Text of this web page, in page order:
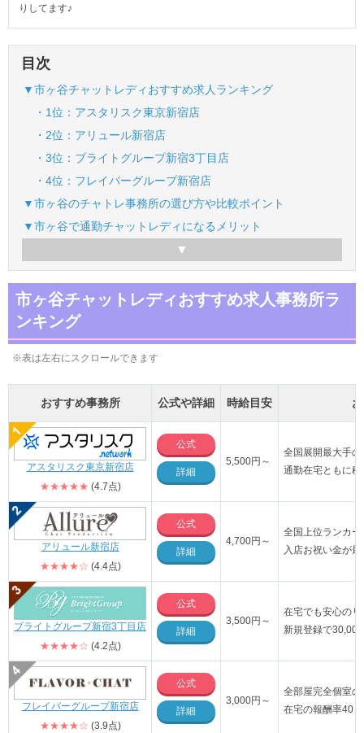
りしてます♪
目次
▼市ヶ谷チャットレディおすすめ求人ランキング
・1位：アスタリスク東京新宿店
・2位：アリュール新宿店
・3位：ブライトグループ新宿3丁目店
・4位：フレイバーグループ新宿店
▼市ヶ谷のチャトレ事務所の選び方や比較ポイント
▼市ヶ谷で通勤チャットレディになるメリット
市ヶ谷チャットレディおすすめ求人事務所ラ
ンキング
※表は左右にスクロールできます
おすすめ事務所 公式や詳細 時給目安
アスタリスク東京新宿店
★★★★★ (4.7点)
公式
詳細
5,500円～
全国展開最大手
通勤在宅ともに
アリュール新宿店
★★★★☆ (4.4点)
公式
詳細
4,700円～
全国上位ランカ
入店お祝い金が
ブライトグループ新宿3丁目店
★★★★☆ (4.2点)
公式
詳細
3,500円～
在宅でも安心の
新規登録で
フレイバーグループ新宿店
★★★★☆ (3.9点)
公式
詳細
3,000円～
全部屋完全個室
在宅の報酬率40％